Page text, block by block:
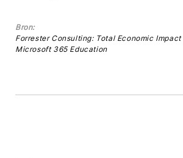
Bron:
Forrester Consulting: Total Economic
Microsoft 365 Education